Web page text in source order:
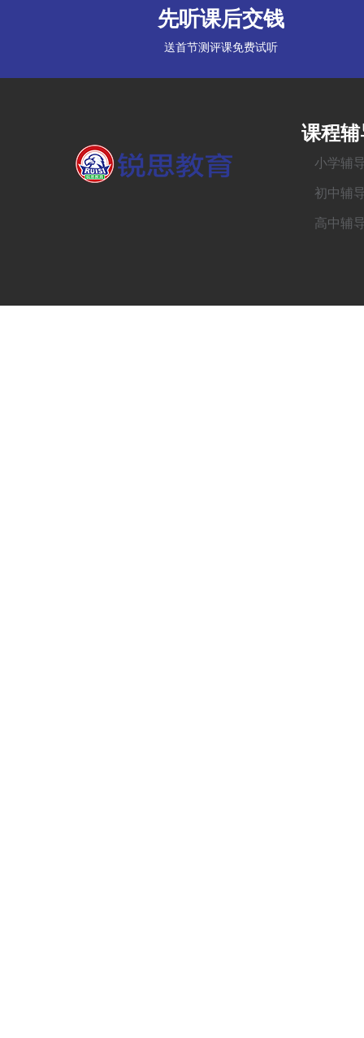
先听课后交钱
送首节测评课免费试听
课程辅
小学辅
初中辅
高中辅